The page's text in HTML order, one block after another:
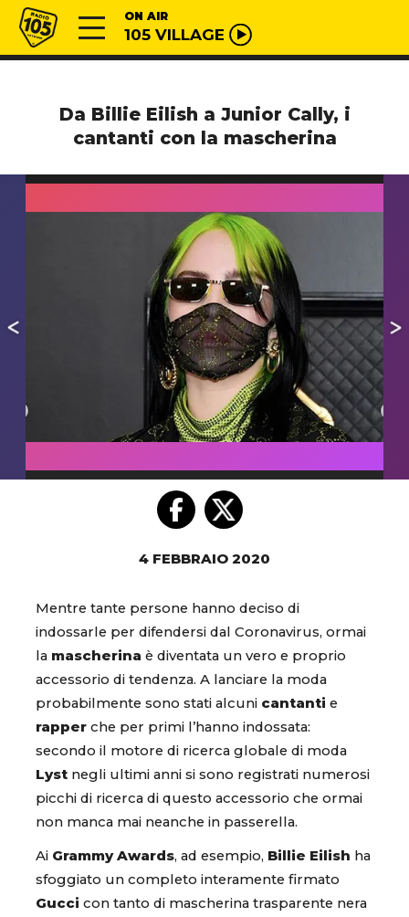
Vai al contenuto
Radio 105 ON AIR
105 VILLAGE
Da Billie Eilish a Junior Cally, i
cantanti con la mascherina
4 FEBBRAIO 2020
Mentre tante persone hanno deciso di
indossarle per difendersi dal Coronavirus, ormai
la mascherina è diventata un vero e proprio
accessorio di tendenza. A lanciare la moda
probabilmente sono stati alcuni cantanti e
rapper che per primi l’hanno indossata:
secondo il motore di ricerca globale di moda
Lyst negli ultimi anni si sono registrati numerosi
picchi di ricerca di questo accessorio che ormai
non manca mai neanche in passerella.
Ai Grammy Awards, ad esempio, Billie Eilish ha
sfoggiato un completo interamente firmato
Gucci con tanto di mascherina trasparente nera